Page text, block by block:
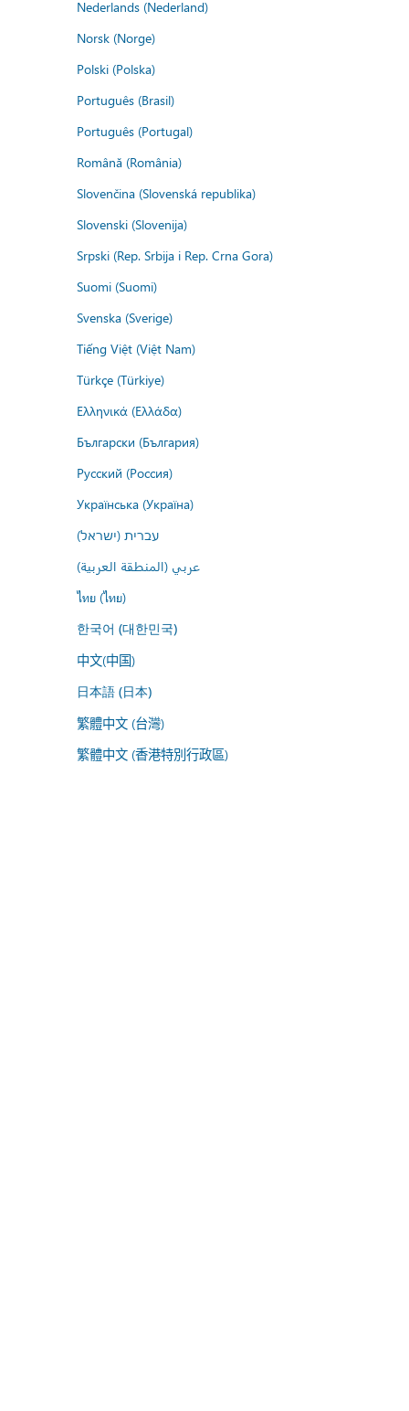
Nederlands (Nederland)
Norsk (Norge)
Polski (Polska)
Português (Brasil)
Português (Portugal)
Română (România)
Slovenčina (Slovenská republika)
Slovenski (Slovenija)
Srpski (Rep. Srbija i Rep. Crna Gora)
Suomi (Suomi)
Svenska (Sverige)
Tiếng Việt (Việt Nam)
Türkçe (Türkiye)
Ελληνικά (Ελλάδα)
Български (България)
Русский (Россия)
Українська (Україна)
עברית (ישראל)
عربي (المنطقة العربية)
ไทย (ไทย)
한국어 (대한민국)
中文(中国)
日本語 (日本)
繁體中文 (台灣)
繁體中文 (香港特別行政區)